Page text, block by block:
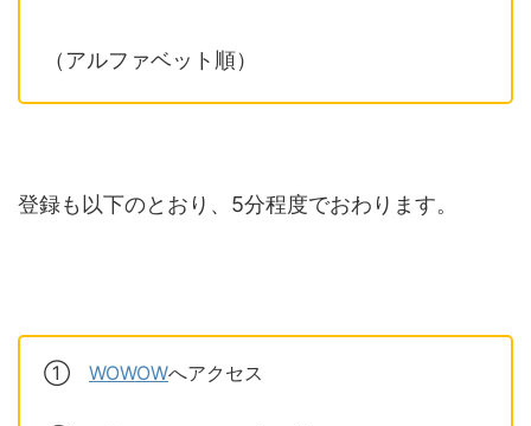
（アルファベット順）
登録も以下のとおり、5分程度でおわります。
① WOWOWへアクセス